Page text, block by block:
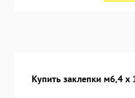
Купить заклепки м6,4 х